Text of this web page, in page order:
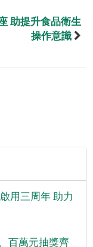
助提升食品衛生
操作意識
用三周年 助力
百萬元抽獎齊